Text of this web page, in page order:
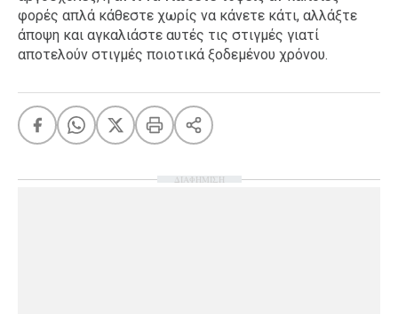
φορές απλά κάθεστε χωρίς να κάνετε κάτι, αλλάξτε
άποψη και αγκαλιάστε αυτές τις στιγμές γιατί
αποτελούν στιγμές ποιοτικά ξοδεμένου χρόνου.
ΔΙΑΦΗΜΙΣΗ